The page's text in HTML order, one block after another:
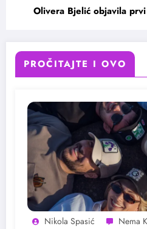
Olivera Bjelić objavila
PROČITAJTE I OVO
Nikola Spasić